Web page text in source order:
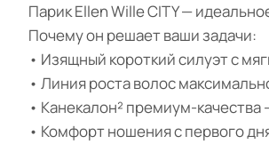
Парик Ellen Wille CITY —
Почему он решает ваши задачи:
• Изящный короткий силуэт с
• Линия роста волос
• Канекалон² премиум-
• Комфорт ношения с первого